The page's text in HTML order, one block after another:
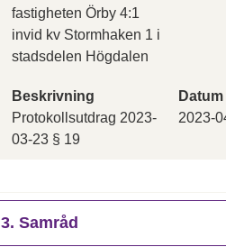
fastigheten Örby 4:1
invid kv Stormhaken 1 i
stadsdelen Högdalen
Beskrivning
Protokollsutdrag 2023-
03-23 § 19
Datum
2023-
3. Samråd